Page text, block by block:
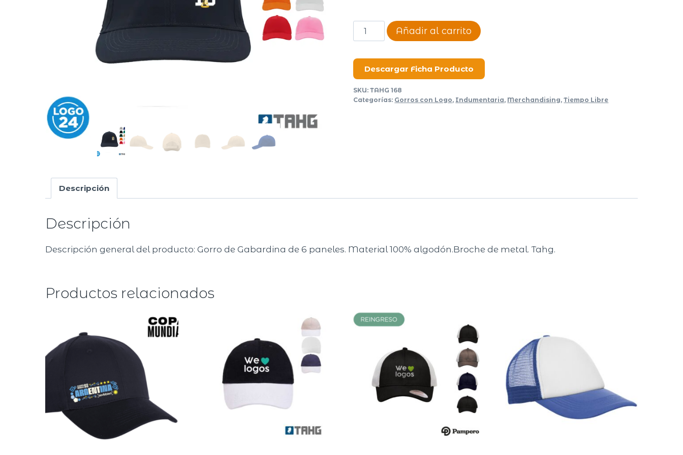
Gorro
168
cantidad
Añadir al carrito
Descargar Ficha Producto
SKU:TAHG 168
Categorías: Gorros con Logo, Indumentaria, Merchandising,Tiempo Libre
Descripción
Descripción
Descripción general del producto: Gorro de Gabardina de 6 paneles. Material 100% algodón.Broche de metal. Tahg.
Productos relacionados